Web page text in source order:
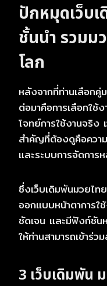
ปักหมุดเว็บ
ชั้นนำ รวมม
โลก
หลังจากที่ท่านเลือก
ต่อมาคือการเลือกใช้
โจทย์การใช้งานจริง
สำคัญที่ต้องดูคือควา
และระบบการจัดการ
ซึ่งเว็บเดิมพันมวยไท
ออกแบบหน้าตาการใ
ชัดเจน และมีฟังก์ชัน
ให้ท่านสามารถเข้าร่
3 เว็บเดิมพัน